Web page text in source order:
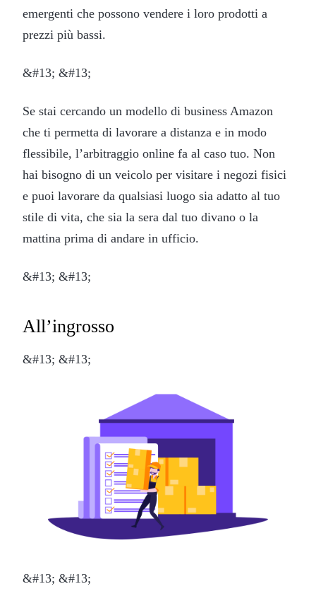
emergenti che possono vendere i loro prodotti a
prezzi più bassi.
&#13; &#13;
Se stai cercando un modello di business Amazon
che ti permetta di lavorare a distanza e in modo
flessibile, l’arbitraggio online fa al caso tuo. Non
hai bisogno di un veicolo per visitare i negozi fisici
e puoi lavorare da qualsiasi luogo sia adatto al tuo
stile di vita, che sia la sera dal tuo divano o la
mattina prima di andare in ufficio.
&#13; &#13;
All’ingrosso
&#13; &#13;
&#13; &#13;